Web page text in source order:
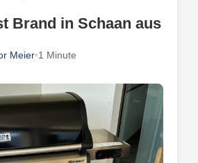
Brand in Schaan aus
Meier•1 Minute